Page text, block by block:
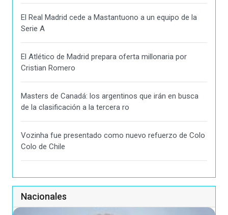
El Real Madrid cede a Mastantuono a un equipo de la
Serie A
El Atlético de Madrid prepara oferta millonaria por
Cristian Romero
Masters de Canadá: los argentinos que irán en busca
de la clasificación a la tercera ro
Vozinha fue presentado como nuevo refuerzo de Colo
Colo de Chile
Nacionales